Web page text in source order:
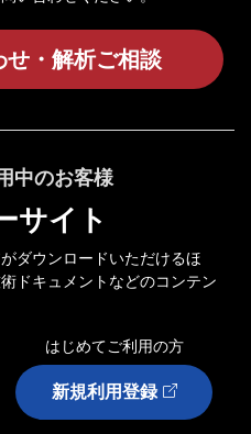
せ・解析ご相談
中のお客様
サイト
ダウンロードいただけるほ
ドキュメントなどのコンテン
はじめてご利用の方
新規利用登録